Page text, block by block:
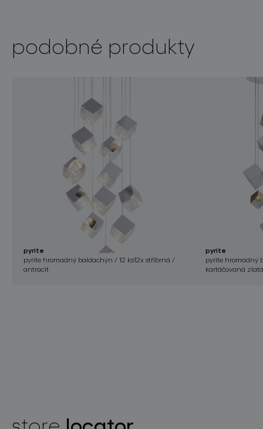
podobné produkty
pyrite
pyrite hromadný baldachýn / 12 ks12x stříbrná /
antracit
pyrite
pyrite hromadný
kartáčovaná
locator